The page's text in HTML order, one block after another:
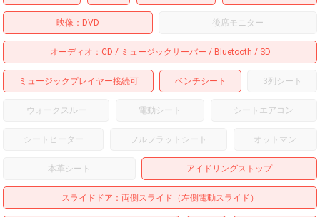
映像 DVD 後席モニター
オーディオ CD ミュージックサーバー Bluetooth SD
ミュージックプレイヤー接続可 ベンチシート 3列シート
ウォークスルー 電動シート シートエアコン
シートヒーター フルフラットシート オットマン
本革シート アイドリングストップ
スライドドア 両側スライド（左側電動スライド）